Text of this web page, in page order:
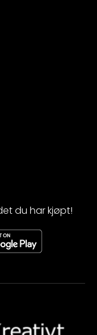
du har kjøpt!